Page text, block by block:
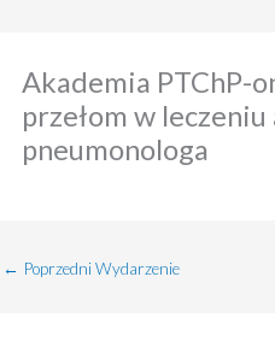
Akademia PTChP-
przełom w
pneumonologa
← Poprzedni Wydarzenie